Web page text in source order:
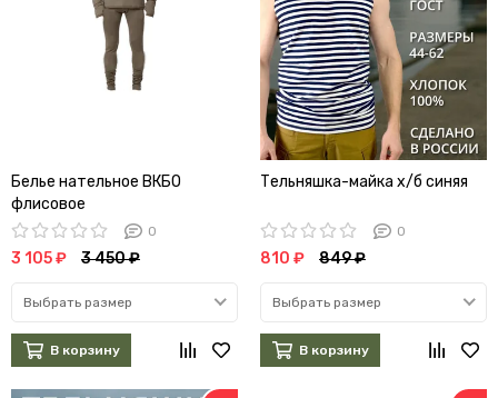
Белье нательное ВКБО
флисовое
0
3 105 ₽ 3 450 ₽
Выбрать размер
В корзину
Тельняшка-майка х/б синяя
0
810 ₽ 849 ₽
Выбрать размер
В корзину